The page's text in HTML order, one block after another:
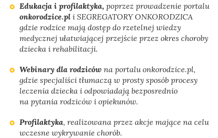
Edukacja i profilaktyka, poprzez prowadzenie portalu
onkorodzice.pl i SEGREGATORY ONKORODZICA
gdzie rodzice mają dostęp do rzetelnej wiedzy
medycznej ułatwiającej przejście przez okres choroby
dziecka i rehabilitacji.
Webinary dla rodziców na portalu onkorodzice.pl,
gdzie specjaliści tłumaczą w prosty sposób procesy
leczenia dziecka i odpowiadają bezposrednio
na pytania rodziców i opiekunów.
Profilaktyka, realizowana przez akcje mające na celu
wczesne wykrywanie chorób.